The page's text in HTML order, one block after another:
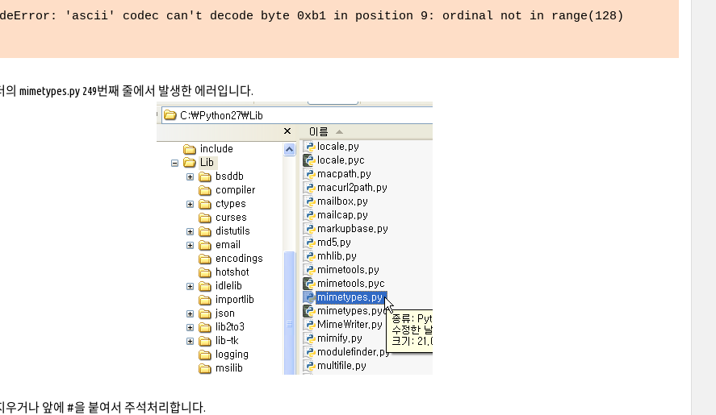
'ascii' codec can't decode byte 0xb1 in position 9: ordinal not in range(128)
의 mimetypes.py 249번째 줄에서 발생한 에러입니다.
우거나 앞에 #을 붙여서 주석처리합니다.